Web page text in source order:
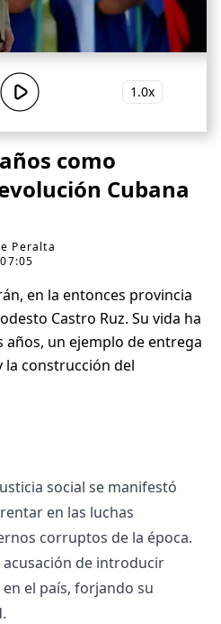
1.0x
como
Cubana
Peralta
en la entonces provincia
Castro Ruz. Su vida ha
un ejemplo de entrega
la construcción del
social se manifestó
en las luchas
corruptos de la época.
acusación de introducir
el país, forjando su